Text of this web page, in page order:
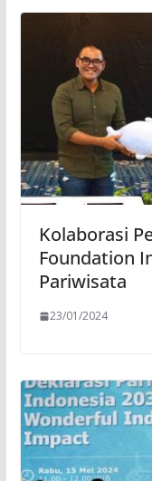
Kolaborasi
Foundation
Pariwisata
23/01/2024